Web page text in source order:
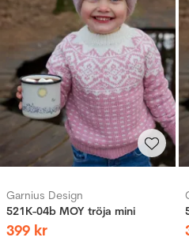
Garnius Design
521K-04b MOY tröja mini
399 kr